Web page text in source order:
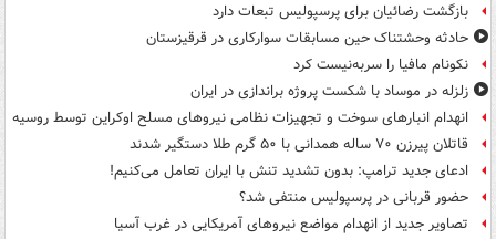
بازگشت رضائیان برای پرسپولیس تبعات دارد
حادثه وحشتناک حین مسابقات سوارکاری در قرقیزستان
نکونام مافیا را سربه‌نیست کرد
زلزله در موساد با شکست پروژه براندازی در ایران
انهدام انبارهای سوخت و تجهیزات نظامی نیروهای مسلح اوکراین توسط روسیه
قاتلان پیرزن ۷۰ ساله همدانی با ۵۰ گرم طلا دستگیر شدند
ادعای جدید ترامپ: بدون تشدید تنش با ایران تعامل می‌کنیم!
حضور قربانی در پرسپولیس منتفی شد؟
تصاویر جدید از انهدام مواضع نیروهای آمریکایی در غرب آسیا